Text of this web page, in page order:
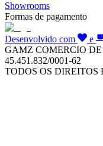
Showrooms
Formas de pagamento
Desenvolvido com e
GAMZ COMERCIO
45.451.832/0001-62
TODOS OS DIREITOS